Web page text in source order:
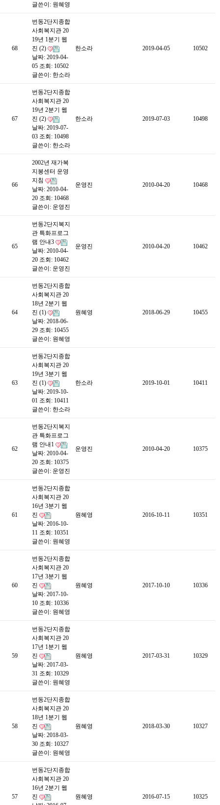
글쓴이: 원혜영
68
번동2단지종합
사회복지관 20
19년 1분기 웹
진 (2)
날짜: 2019-04-
05 조회: 10502
글쓴이: 한소라
한소라 2019-04-05 10502
67
번동2단지종합
사회복지관 20
19년 2분기 웹
진 (2)
날짜: 2019-07-
03 조회: 10498
글쓴이: 한소라
한소라 2019-07-03 10498
66
2002년 재가복
지봉센터 운영
지침
날짜: 2010-04-
20 조회: 10468
글쓴이: 운영진
운영진 2010-04-20 10468
65
번동2단지복지
관 특화프로그
램 안내3
날짜: 2010-04-
20 조회: 10462
글쓴이: 운영진
운영진 2010-04-20 10462
64
번동2단지종합
사회복지관 20
18년 2분기 웹
진 (1)
날짜: 2018-06-
29 조회: 10455
글쓴이: 원혜영
원혜영 2018-06-29 10455
63
번동2단지종합
사회복지관 20
19년 3분기 웹
진 (1)
날짜: 2019-10-
01 조회: 10411
글쓴이: 한소라
한소라 2019-10-01 10411
62
번동2단지복지
관 특화프로그
램 안내1
날짜: 2010-04-
20 조회: 10375
글쓴이: 운영진
운영진 2010-04-20 10375
61
번동2단지종합
사회복지관 20
16년 3분기 웹
진
날짜: 2016-10-
11 조회: 10351
글쓴이: 원혜영
원혜영 2016-10-11 10351
60
번동2단지종합
사회복지관 20
17년 3분기 웹
진
날짜: 2017-10-
10 조회: 10336
글쓴이: 원혜영
원혜영 2017-10-10 10336
59
번동2단지종합
사회복지관 20
17년 1분기 웹
진
날짜: 2017-03-
31 조회: 10329
글쓴이: 원혜영
원혜영 2017-03-31 10329
58
번동2단지종합
사회복지관 20
18년 1분기 웹
진
날짜: 2018-03-
30 조회: 10327
글쓴이: 원혜영
원혜영 2018-03-30 10327
57
번동2단지종합
사회복지관 20
16년 2분기 웹
진
원혜영 2016-07-15 10325